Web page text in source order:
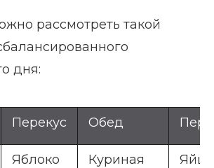
рассмотреть такой
дня:
Перекус Обед
Яблоко
Куриная
Яйцо